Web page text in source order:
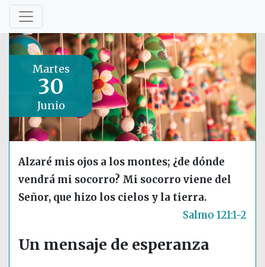
Martes
30
Junio
Alzaré mis ojos a los montes; ¿de dónde
vendrá mi socorro? Mi socorro viene del
Señor, que hizo los cielos y la tierra.
Salmo 121:1-2
Un mensaje de esperanza